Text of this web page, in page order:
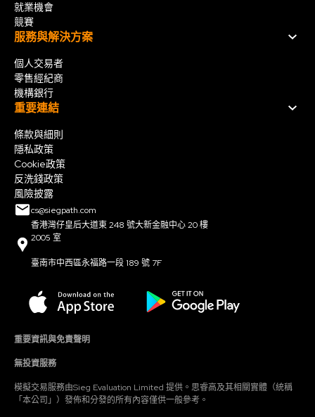
就業機會
競賽
服務與解決方案
個人交易者
零售經紀商
機構銀行
重要連結
條款與細則
隱私政策
Cookie政策
反洗錢政策
風險披露
cs@siegpath.com
香港灣仔皇后大道東 248 號大新金融中心 20 樓
2005 室
臺南市中西區永福路一段 189 號 7F
重要資訊與免責聲明
無投資服務
模擬交易服務由Sieg Evaluation Limited 提供。思睿高及其相關實體（統稱
「本公司」）發佈和分發的所有內容僅供一般參考。